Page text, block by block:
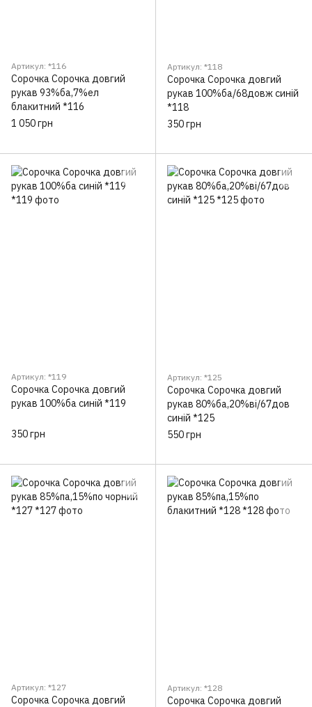
Артикул: *116
Сорочка Сорочка довгий
рукав 93%ба,7%ел
блакитний *116
1 050 грн
Артикул: *118
Сорочка Сорочка довгий
рукав 100%ба/68довж синій
*118
350 грн
Артикул: *119
Сорочка Сорочка довгий
рукав 100%ба синій *119
350 грн
Артикул: *125
Сорочка Сорочка довгий
рукав 80%ба,20%ві/67дов
синій *125
550 грн
Артикул: *127
Сорочка Сорочка довгий
Артикул: *128
Сорочка Сорочка довгий